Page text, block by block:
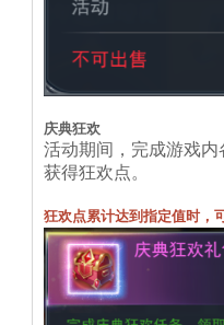
庆典狂欢
活动期间，完成游戏
获得狂欢点。
狂欢点累计达到指定值时，